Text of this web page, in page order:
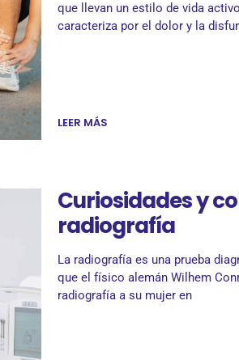
que llevan un estilo de vida
caracteriza por el dolor y la
LEER MÁS
Curiosidades y
radiografía
La radiografía es una prueba
que el físico alemán Wilhem
radiografía a su mujer en